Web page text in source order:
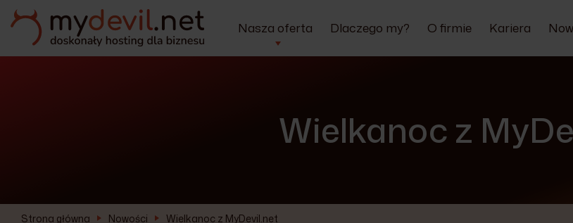
Nasza oferta Dlaczego my? O firmie Kariera
Wielkanoc z
Strona główna Nowości Wielkanoc z MyDevil.net